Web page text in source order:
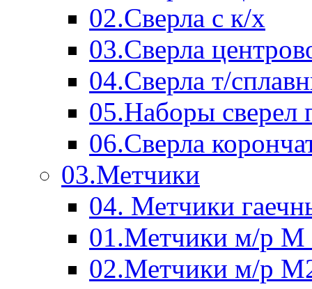
02.Сверла с к/х
03.Сверла
04.Сверла т/
05.Наборы сверел
06.Сверла
03.Метчики
04. Метчики
01.Метчики м/р М
02.Метчики м/р